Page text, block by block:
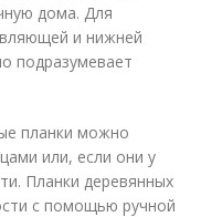
дома. Для
и нижней
подразумевает
планки можно
или, если они у
Планки деревянных
с помощью ручной